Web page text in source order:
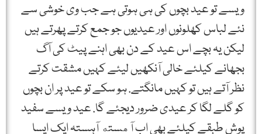
ویسے تو عید بچوں کی ہی ہوتی ہے جب وی خوشی سے
نئے لباس کھلونوں اور عیدیوں جو جمع کرتے پھرتے ہیں
لیکن یہ بچے اس عید کے دن بھی اہنے پیٹ کی آگ
بجھانے کیلئے خالی آنکھیں لیئے کہیں مشقت کرتے
نظر آتے ہیں تو کہیں مانگتے. ہو سکے تو عید پر ان بچوں
کو گلے لگا کر عیدی ضرور دیجئے گا. عید ویسے سفید
پوش طبقے کیلئے بھی اب آهسته آہستہ ایک ایسا